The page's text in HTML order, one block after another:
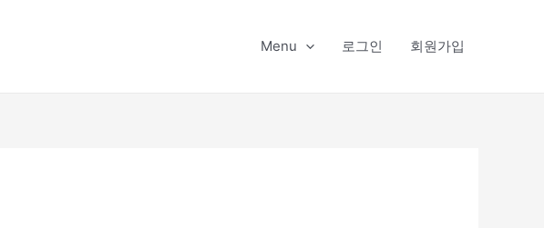
Menu 로그인 회원가입